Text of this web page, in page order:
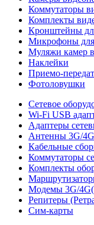
Коммутаторы
Комплекты
Кронштейны
Микрофоны для
Муляжи камер
Наклейки
Приемо-
Фотоловушки
Сетевое
Wi-Fi USB
Адаптеры
Антенны 3G/
Кабельные
Коммутаторы
Комплекты
Модемы 3G/
Репитеры
Сим-карты